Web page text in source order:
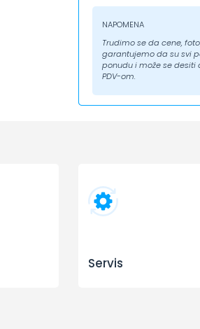
NAPOMENA
Trudimo se da cene,
garantujemo da su svi
ponudu i može se desiti
PDV-om.
Servis